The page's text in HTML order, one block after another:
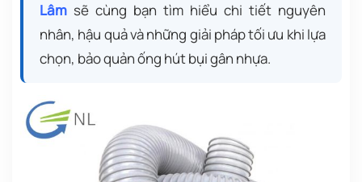
Lâm sẽ cùng bạn tìm hiểu chi tiết nguyên
nhân, hậu quả và những giải pháp tối ưu khi lựa
chọn, bảo quản ống hút bụi gân nhựa.